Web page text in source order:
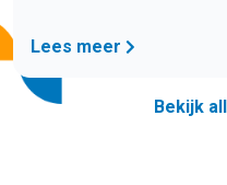
Lees meer
Bekijk